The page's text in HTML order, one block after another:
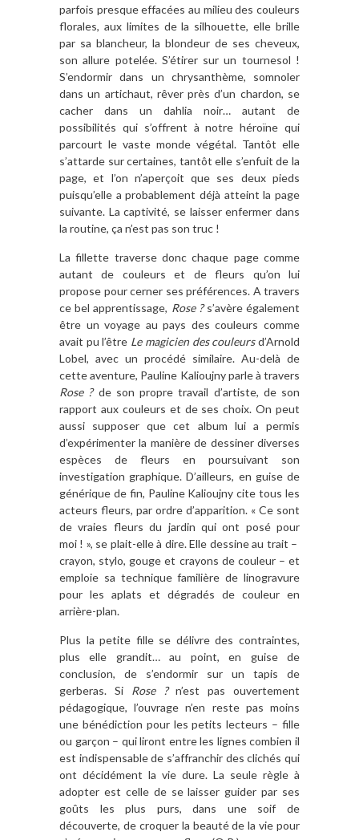
parfois presque effacées au milieu des couleurs
florales, aux limites de la silhouette, elle brille
par sa blancheur, la blondeur de ses cheveux,
son allure potelée. S’étirer sur un tournesol !
S’endormir dans un chrysanthème, somnoler
dans un artichaut, rêver près d’un chardon, se
cacher dans un dahlia noir… autant de
possibilités qui s’offrent à notre héroïne qui
parcourt le vaste monde végétal. Tantôt elle
s’attarde sur certaines, tantôt elle s’enfuit de la
page, et l’on n’aperçoit que ses deux pieds
puisqu’elle a probablement déjà atteint la page
suivante. La captivité, se laisser enfermer dans
la routine, ça n’est pas son truc !
La fillette traverse donc chaque page comme
autant de couleurs et de fleurs qu’on lui
propose pour cerner ses préférences. A travers
ce bel apprentissage, Rose ?s’avère également
être un voyage au pays des couleurs comme
avait pu l’être Le magicien des couleursd’Arnold
Lobel, avec un procédé similaire. Au-delà de
cette aventure, Pauline Kalioujny parle à travers
Rose ?de son propre travail d’artiste, de son
rapport aux couleurs et de ses choix. On peut
aussi supposer que cet album lui a permis
d’expérimenter la manière de dessiner diverses
espèces de fleurs en poursuivant son
investigation graphique. D’ailleurs, en guise de
générique de fin, Pauline Kalioujny cite tous les
acteurs fleurs, par ordre d’apparition. « Ce sont
de vraies fleurs du jardin qui ont posé pour
moi ! », se plait-elle à dire. Elle dessine au trait –
crayon, stylo, gouge et crayons de couleur – et
emploie sa technique familière de linogravure
pour les aplats et dégradés de couleur en
arrière-plan.
Plus la petite fille se délivre des contraintes,
plus elle grandit… au point, en guise de
conclusion, de s’endormir sur un tapis de
gerberas. Si Rose ?n’est pas ouvertement
pédagogique, l’ouvrage n’en reste pas moins
une bénédiction pour les petits lecteurs – fille
ou garçon – qui liront entre les lignes combien il
est indispensable de s’affranchir des clichés qui
ont décidément la vie dure. La seule règle à
adopter est celle de se laisser guider par ses
goûts les plus purs, dans une soif de
découverte, de croquer la beauté de la vie pour